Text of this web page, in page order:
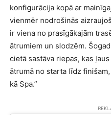
konfigurācija kopā ar
vienmēr nodrošinās
ir viena no prasīgākajām
ātrumiem un slodzēm.
cietā sastāva riepas, kas
ātrumā no starta līdz
kā Spa.”